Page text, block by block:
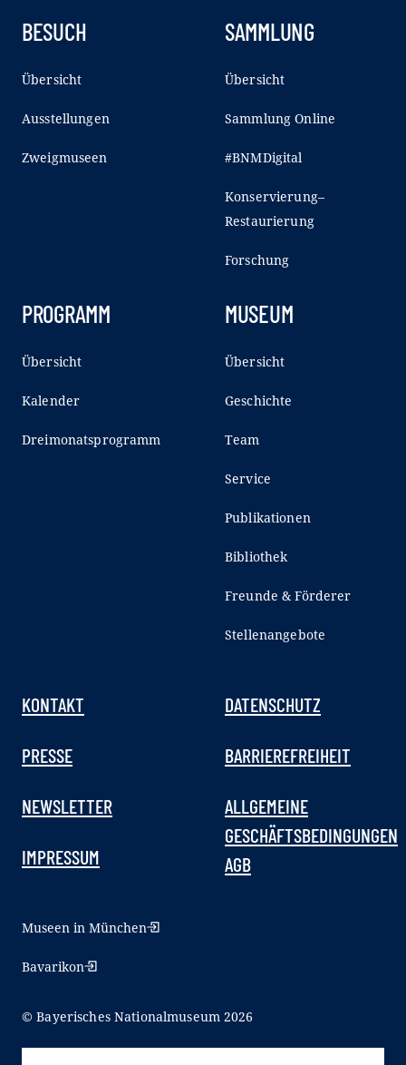
BESUCH
Übersicht
Ausstellungen
Zweigmuseen
SAMMLUNG
Übersicht
Sammlung Online
#BNMDigital
Konservierung–
Restaurierung
Forschung
PROGRAMM
Übersicht
Kalender
Dreimonatsprogramm
MUSEUM
Übersicht
Geschichte
Team
Service
Publikationen
Bibliothek
Freunde & Förderer
Stellenangebote
KONTAKT
PRESSE
NEWSLETTER
IMPRESSUM
DATENSCHUTZ
BARRIEREFREIHEIT
ALLGEMEINE
GESCHÄFTSBEDINGUNGEN
AGB
Museen in München
Bavarikon
© Bayerisches Nationalmuseum 2026